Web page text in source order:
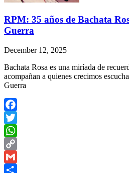
RPM: 35 años de Bachata
Guerra
December 12, 2025
Bachata Rosa es una miríada de
acompañan a quienes crecimos
Guerra
Facebook
Twitter
WhatsApp
Copy
Link
Gmail